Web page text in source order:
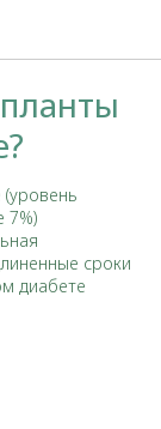
7%)
сроки
диабете